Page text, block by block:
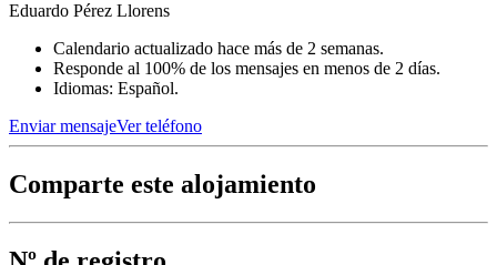
Eduardo Pérez Llorens
Calendario actualizado hace más de 2 semanas.
Responde al 100% de los mensajes en menos de 2 días.
Idiomas: Español.
Enviar mensajeVer teléfono
Comparte este alojamiento